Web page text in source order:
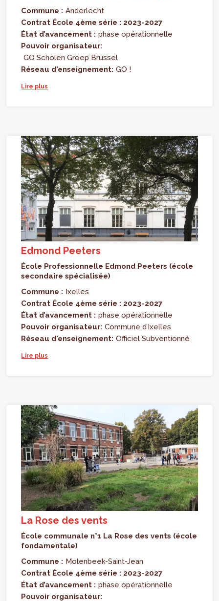
Commune : Anderlecht
Contrat École 4ème série : 2023-2027
État d’avancement : phase opérationnelle
Pouvoir organisateur:
GO Scholen Groep Brussel
Réseau d'enseignement: GO !
Lire plus
Edmond Peeters
École Professionnelle Edmond Peeters (école
secondaire spécialisée)
Commune : Ixelles
Contrat École 4ème série : 2023-2027
État d’avancement : phase opérationnelle
Pouvoir organisateur: Commune d’Ixelles
Réseau d'enseignement: Officiel Subventionné
Lire plus
La Rose des vents
École communale n°1 La Rose des vents (école
fondamentale)
Commune : Molenbeek-Saint-Jean
Contrat École 4ème série : 2023-2027
État d’avancement : phase opérationnelle
Pouvoir organisateur: